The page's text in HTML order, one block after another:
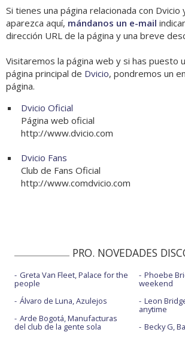
Si tienes una página relacionada con Dvicio
aparezca aquí, mándanos un e-mail
dirección URL de la página y una breve
Visitaremos la página web y si has puesto
página principal de Dvicio, pondremos un
página.
Dvicio Oficial
Página web oficial
http://www.dvicio.com
Dvicio Fans
Club de Fans Oficial
http://www.comdvicio.com
PRO. NOVEDADES
Greta Van Fleet, Palace for the
people
Álvaro de Luna, Azulejos
Arde Bogotá, Manufacturas
del club de la gente sola
Phoebe
weekend
Leon
anytime
Becky G,